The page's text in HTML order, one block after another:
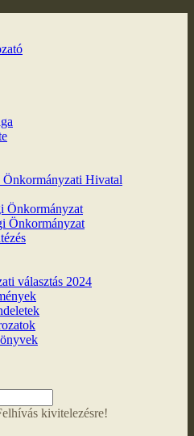
Hivatal
Önkormányzat
Önkormányzat
választás 2024
kivitelezésre!